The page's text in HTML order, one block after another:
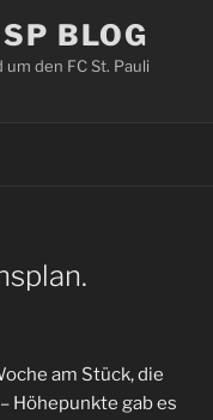
BLOG
den FC St. Pauli
am Stück, die
– Höhepunkte gab es